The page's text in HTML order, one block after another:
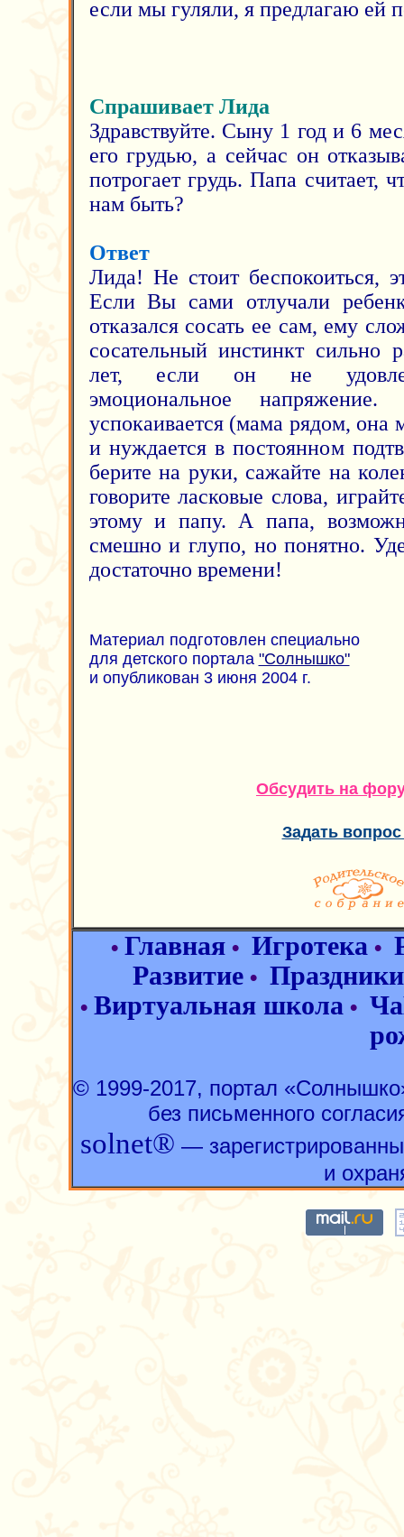
если мы гуляли, я предлагаю ей
Спрашивает Лида
Здравствуйте. Сыну 1 год и 6
его грудью, а сейчас он
потрогает грудь. Папа считает,
нам быть?
Ответ
Лида! Не стоит беспокоиться,
Если Вы сами отлучали
отказался сосать ее сам, ему
сосательный инстинкт сильно
лет, если он не
эмоциональное
успокаивается (мама рядом,
и нуждается в постоянном
берите на руки, сажайте на
говорите ласковые слова,
этому и папу. А папа,
смешно и глупо, но понятно.
достаточно времени!
Материал подготовлен специально
для детского портала "Солнышко"
и опубликован 3 июня 2004 г.
Обсудить на
Задать
• Главная • Игротека •
Развитие• Праздники
• Виртуальная школа •
© 1999-2017, портал
без письменного
solnet® —
и